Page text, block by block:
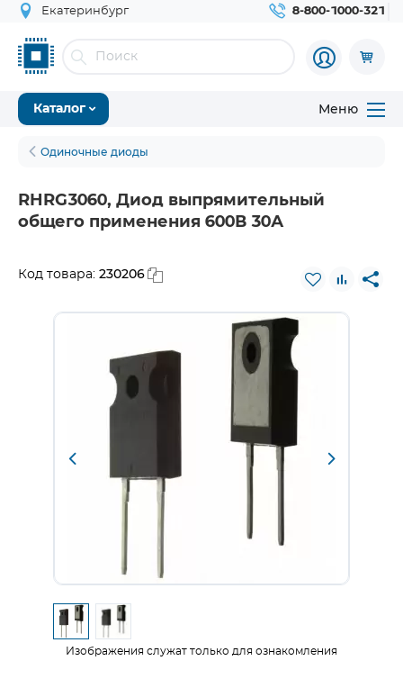
Екатеринбург 8-800-1000-321
Каталог Меню
Одиночные диоды
RHRG3060, Диод выпрямительный
общего применения 600В 30А
Код товара: 230206
Изображения служат только для ознакомления